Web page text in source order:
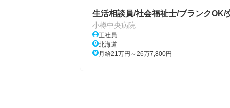
生活相談員/社会福祉士/ブランクOK/
小樽中央病院
正社員
北海道
月給21万円～26万7,800円